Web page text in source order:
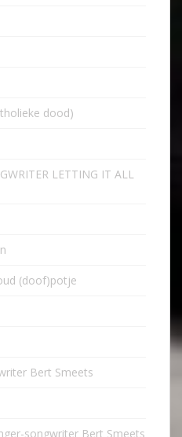
dood)
LETTING IT ALL
(doof)potje
Bert Smeets
songwriter Bert Smeets